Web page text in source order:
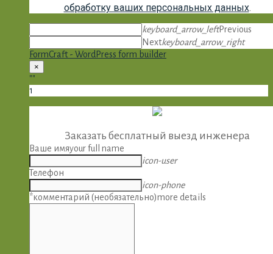
обработку ваших персональных данных.
keyboard_arrow_leftPrevious
Nextkeyboard_arrow_right
FormCraft - WordPress form builder
×
""
1
Заказать бесплатный выезд инженера
Ваше имяyour full name
icon-user
Телефон
icon-phone
*комментарий (необязательно)more details